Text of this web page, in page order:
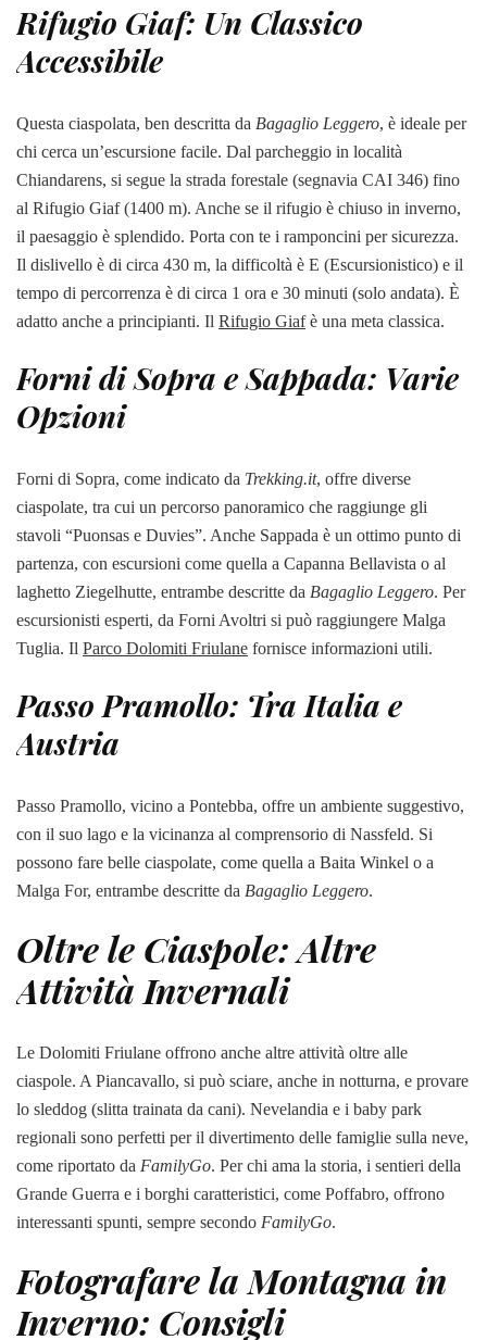
Rifugio Giaf: Un Classico
Accessibile
Questa ciaspolata, ben descritta da Bagaglio Leggero, è ideale per
chi cerca un’escursione facile. Dal parcheggio in località
Chiandarens, si segue la strada forestale (segnavia CAI 346) fino
al Rifugio Giaf (1400 m). Anche se il rifugio è chiuso in inverno,
il paesaggio è splendido. Porta con te i ramponcini per sicurezza.
Il dislivello è di circa 430 m, la difficoltà è E (Escursionistico) e il
tempo di percorrenza è di circa 1 ora e 30 minuti (solo andata). È
adatto anche a principianti. Il Rifugio Giafè una meta classica.
Forni di Sopra e Sappada: Varie
Opzioni
Forni di Sopra, come indicato da Trekking.it, offre diverse
ciaspolate, tra cui un percorso panoramico che raggiunge gli
stavoli “Puonsas e Duvies”. Anche Sappada è un ottimo punto di
partenza, con escursioni come quella a Capanna Bellavista o al
laghetto Ziegelhutte, entrambe descritte da Bagaglio Leggero. Per
escursionisti esperti, da Forni Avoltri si può raggiungere Malga
Tuglia. Il Parco Dolomiti Friulane fornisce informazioni utili.
Passo Pramollo: Tra Italia e
Austria
Passo Pramollo, vicino a Pontebba, offre un ambiente suggestivo,
con il suo lago e la vicinanza al comprensorio di Nassfeld. Si
possono fare belle ciaspolate, come quella a Baita Winkel o a
Malga For, entrambe descritte da Bagaglio Leggero.
Oltre le Ciaspole: Altre
Attività Invernali
Le Dolomiti Friulane offrono anche altre attività oltre alle
ciaspole. A Piancavallo, si può sciare, anche in notturna, e provare
lo sleddog (slitta trainata da cani). Nevelandia e i baby park
regionali sono perfetti per il divertimento delle famiglie sulla neve,
come riportato da FamilyGo. Per chi ama la storia, i sentieri della
Grande Guerra e i borghi caratteristici, come Poffabro, offrono
interessanti spunti, sempre secondo FamilyGo.
Fotografare la Montagna in
Inverno: Consigli